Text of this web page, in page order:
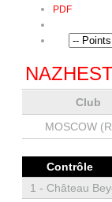
PDF
Club
MOSCOW
Contrôle
1 - Château